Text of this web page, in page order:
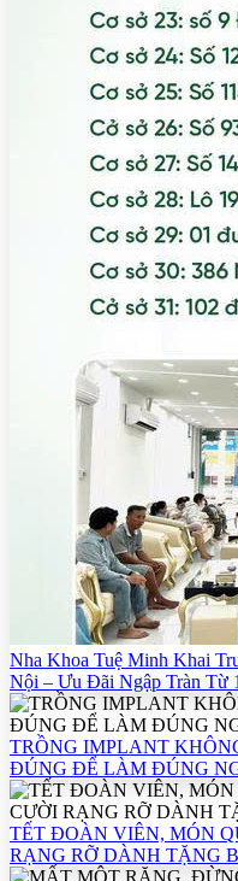
Nha Khoa Tuệ Minh Khai
Nội – Ưu Đãi Ngập Tràn Từ
TRỒNG IMPLANT
ĐÚNG ĐỂ LÀM ĐÚNG
TẾT ĐOÀN VIÊN, MÓN
RẠNG RỠ DÀNH TẶNG